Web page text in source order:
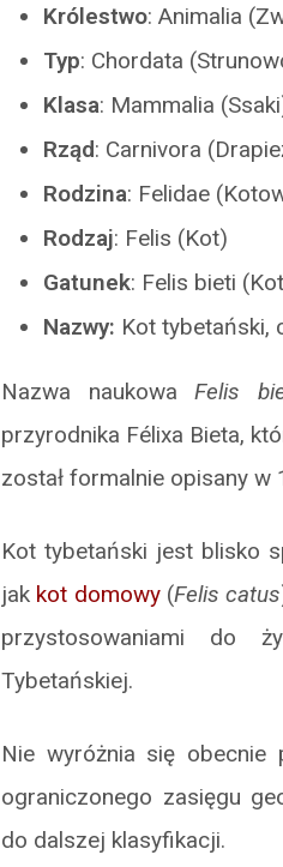
Królestwo: Animalia
Typ: Chordata
Klasa: Mammalia
Rząd: Carnivora
Rodzina: Felidae
Rodzaj: Felis (Kot)
Gatunek: Felis bieti
Nazwy: Kot tybetański,
Nazwa naukowaFelis
przyrodnika Félixa Bieta,
został formalnie opisany
Kot tybetański jest blisko
jak kot domowy(Felis catus
przystosowaniami do
Tybetańskiej.
Nie wyróżnia się obecnie
ograniczonego zasięgu
do dalszej klasyfikacji.